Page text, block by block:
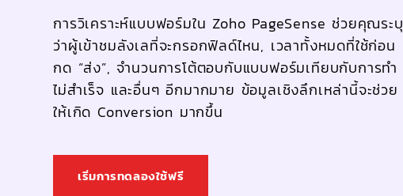
การวิเคราะห์แบบฟอร์มใน Zoho PageSense ช่วยคุณระบุ
ว่าผู้เข้าชมลังเลที่จะกรอกฟิลด์ไหน, เวลาทั้งหมดที่ใช้ก่อน
กด “ส่ง”, จำนวนการโต้ตอบกับแบบฟอร์มเทียบกับการทำ
ไม่สำเร็จ และอื่นๆ อีกมากมาย ข้อมูลเชิงลึกเหล่านี้จะช่วย
ให้เกิด Conversion มากขึ้น
เริ่มการทดลองใช้ฟรี